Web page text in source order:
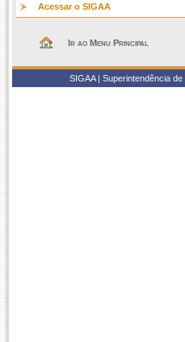
Acessar o SIGAA
Ir ao Menu Principal
SIGAA | Superintendência